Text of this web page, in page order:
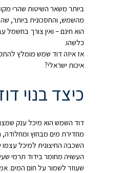
ביותר משאר השיטות שהרי
מהשמש, והחסכונית ביותר,
הוא חינם – ואין צורך בחשמל
כלשהו.
אז איזה דוד שמש מומלץ
איכות ישראלי?
כיצד בנוי
דוד השמש הוא מיכל ענק
מחדירת מים מבחוץ ומחלודה,
השכבה החיצונית למיכל
העשויה מחומר בידוד תרמי
שעוזר לשמור על חום המים.